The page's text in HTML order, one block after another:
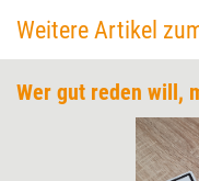
Weitere Artikel
Wer gut reden will,